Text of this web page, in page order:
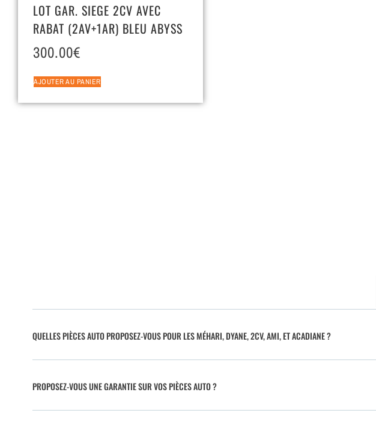
LOT GAR. SIEGE 2CV AVEC
RABAT (2AV+1AR) BLEU ABYSS
300.00€
AJOUTER AU PANIER
QUELLES PIÈCES AUTO PROPOSEZ-VOUS POUR LES MÉHARI, DYANE, 2CV, AMI, ET ACADIANE ?
PROPOSEZ-VOUS UNE GARANTIE SUR VOS PIÈCES AUTO ?